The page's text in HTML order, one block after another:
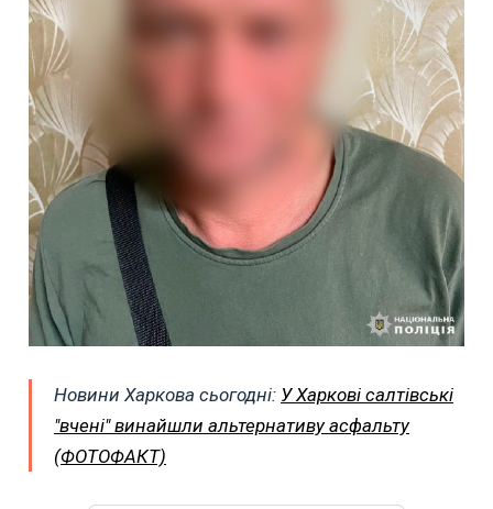
Новини Харкова сьогодні: У Харкові салтівські
"вчені" винайшли альтернативу асфальту
(ФОТОФАКТ)